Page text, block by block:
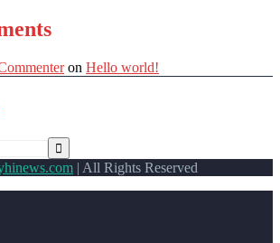
on Hello world!
| All Rights Reserved